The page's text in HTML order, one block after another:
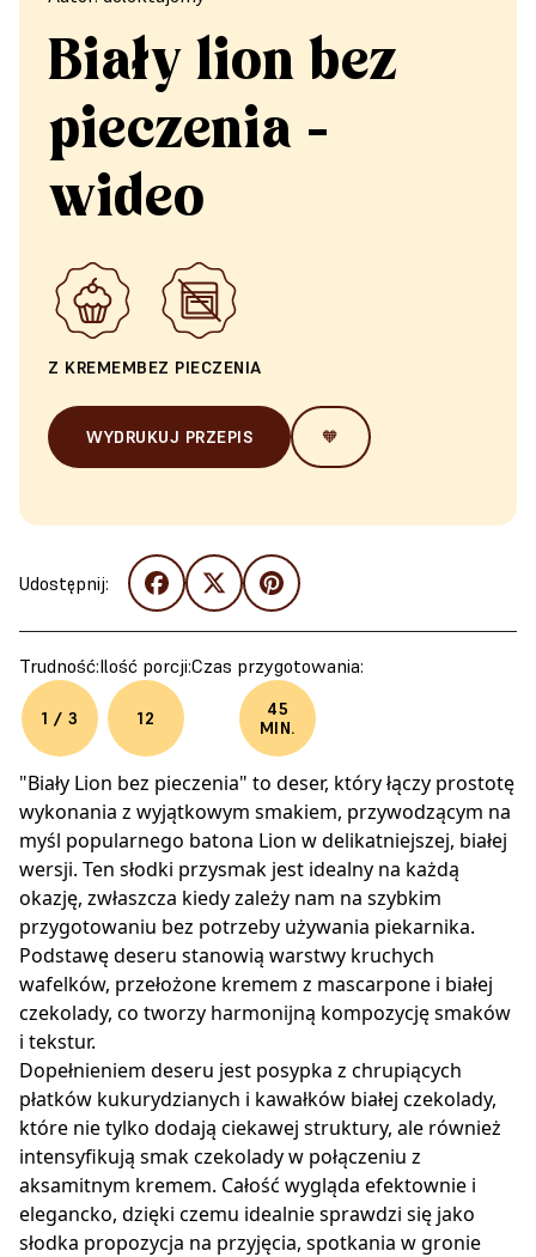
Biały lion bez
pieczenia -
wideo
Z KREMEMBEZ PIECZENIA
WYDRUKUJ PRZEPIS 🧡
Udostępnij:
Trudność:
1 / 3
Ilość porcji:
12
Czas przygotowania:
45
MIN.
"Biały Lion bez pieczenia" to deser, który łączy prostotę
wykonania z wyjątkowym smakiem, przywodzącym na
myśl popularnego batona Lion w delikatniejszej, białej
wersji. Ten słodki przysmak jest idealny na każdą
okazję, zwłaszcza kiedy zależy nam na szybkim
przygotowaniu bez potrzeby używania piekarnika.
Podstawę deseru stanowią warstwy kruchych
wafelków, przełożone kremem z mascarpone i białej
czekolady, co tworzy harmonijną kompozycję smaków
i tekstur.
Dopełnieniem deseru jest posypka z chrupiących
płatków kukurydzianych i kawałków białej czekolady,
które nie tylko dodają ciekawej struktury, ale również
intensyfikują smak czekolady w połączeniu z
aksamitnym kremem. Całość wygląda efektownie i
elegancko, dzięki czemu idealnie sprawdzi się jako
słodka propozycja na przyjęcia, spotkania w gronie